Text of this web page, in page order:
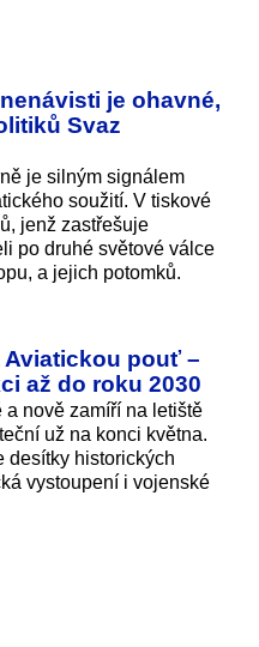
je ohavné,
Svaz
je silným signálem
soužití. V tiskové
jenž zastřešuje
po druhé světové válce
a jejich potomků.
Aviatickou pouť –
až do roku 2030
nově zamíří na letiště
už na konci května.
desítky historických
vystoupení i vojenské